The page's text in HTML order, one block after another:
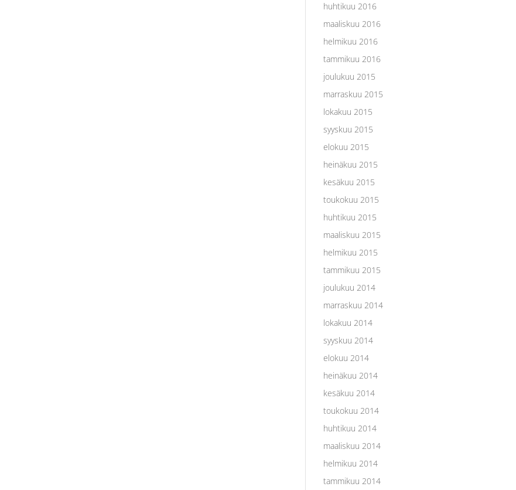
huhtikuu 2016
maaliskuu 2016
helmikuu 2016
tammikuu 2016
joulukuu 2015
marraskuu 2015
lokakuu 2015
syyskuu 2015
elokuu 2015
heinäkuu 2015
kesäkuu 2015
toukokuu 2015
huhtikuu 2015
maaliskuu 2015
helmikuu 2015
tammikuu 2015
joulukuu 2014
marraskuu 2014
lokakuu 2014
syyskuu 2014
elokuu 2014
heinäkuu 2014
kesäkuu 2014
toukokuu 2014
huhtikuu 2014
maaliskuu 2014
helmikuu 2014
tammikuu 2014